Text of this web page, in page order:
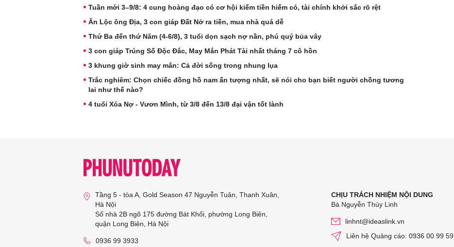
Tuần mới 3–9/8: 4 cung hoàng đạo có cơ hội kiếm tiền hiếm có, tài chính khởi sắc rõ rệt
Ăn Lộc ông Địa, 3 con giáp Đất Nở ra tiền, mua nhà quá dễ
Thứ Ba đến thứ Năm (4-6/8), 3 tuổi dọn sạch nợ nần, phú quý bủa vây
3 con giáp Trúng Số Độc Đắc, May Mắn Phát Tài nhất tháng 7 cô hồn
3 khung giờ sinh may mắn: Cả đời sống trong nhung lụa
Trắc nghiêm: Chọn chiếc đồng hồ nam ấn tượng nhất, sẽ nói cho bạn biết người chồng tương
lai như thế nào?
4 tuổi Xóa Nợ - Vươn Mình, từ 3/8 đến 13/8 đại vận tốt lành
Tầng 5 - tòa A, Gold Season 47 Nguyễn Tuân, Thanh Xuân,
Hà Nội
Số nhà 2B ngõ 175 đường Bát Khối, phường Long Biên,
quận Long Biên, Hà Nội
0936 99 3933
CHỊU TRÁCH NHIỆM NỘI DUNG
Bà Nguyễn Thùy Linh
linhnt@ideaslink.vn
Liên hệ Quảng cáo: 0936 00 99 59